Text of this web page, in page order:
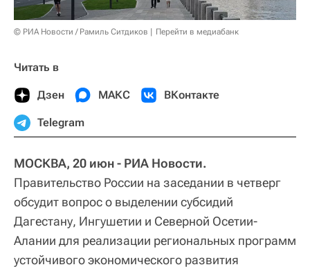
© РИА Новости / Рамиль Ситдиков Перейти в медиабанк
Читать в
Дзен МАКС ВКонтакте
Telegram
МОСКВА, 20 июн - РИА Новости.
Правительство России на заседании в четверг
обсудит вопрос о выделении субсидий
Дагестану, Ингушетии и Северной Осетии-
Алании для реализации региональных программ
устойчивого экономического развития